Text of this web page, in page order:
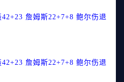
詹姆斯22+7+8 鲍尔伤退
詹姆斯22+7+8 鲍尔伤退